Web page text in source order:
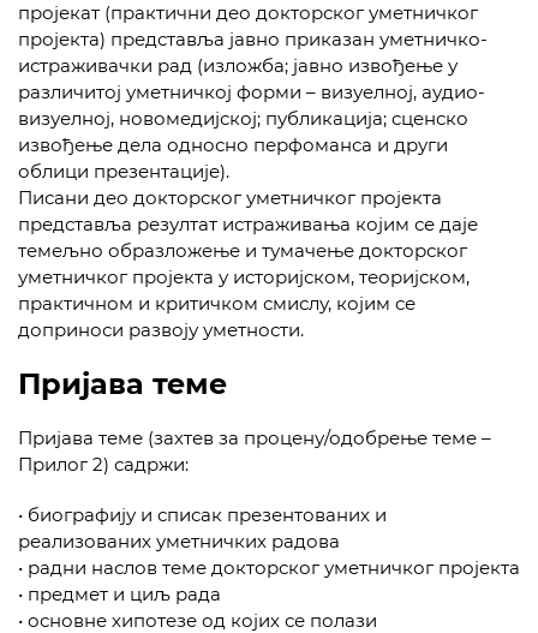
пројекат (практични део докторског уметничког
пројекта) представља јавно приказан уметничко-
истраживачки рад (изложба; јавно извођење у
различитој уметничкој форми – визуелној, аудио-
визуелној, новомедијској; публикација; сценско
извођење дела односно перфоманса и други
облици презентације).
Писани део докторског уметничког пројекта
представља резултат истраживања којим се даје
темељно образложење и тумачење докторског
уметничког пројекта у историјском, теоријском,
практичном и критичком смислу, којим се
доприноси развоју уметности.
Пријава теме
Пријава теме (захтев за процену/одобрење теме –
Прилог 2) садржи:
• биографију и списак презентованих и
реализованих уметничких радова
• радни наслов теме докторског уметничког пројекта
• предмет и циљ рада
• основне хипотезе од којих се полази